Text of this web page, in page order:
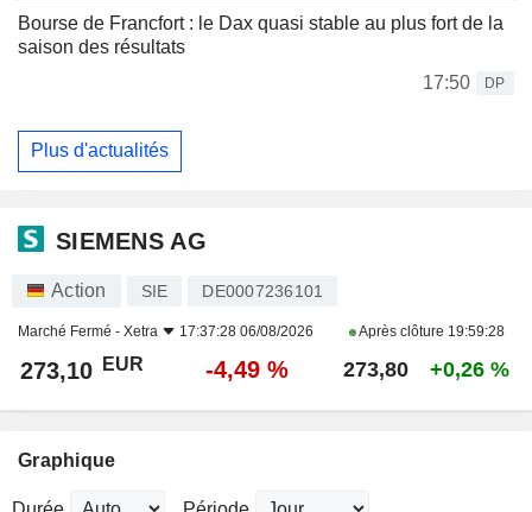
Bourse de Francfort : le Dax quasi stable au plus fort de la
saison des résultats
17:50
DP
Plus d'actualités
SIEMENS AG
Action SIE DE0007236101
Marché Fermé - Xetra 17:37:28 06/08/2026 Après clôture 19:59:28
273,10 EUR -4,49 % 273,80 +0,26 %
Graphique